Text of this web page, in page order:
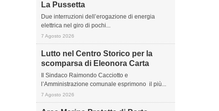
La Pussetta
Due interruzioni dell’erogazione di energia
elettrica nel giro di pochi...
7 Agosto 2026
Lutto nel Centro Storico per la
scomparsa di Eleonora Carta
Il Sindaco Raimondo Cacciotto e
l’Amministrazione comunale esprimono il più...
7 Agosto 2026